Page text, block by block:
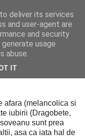
afara (melancolica si
iubirii (Dragobete,
sunt prea
asa ca iata hal de
deliver its services
and user-agent are
and security
usage
abuse.
IT